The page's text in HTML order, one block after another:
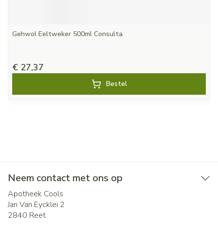
Gehwol Eeltweker 500ml Consulta
€ 27,37
Bestel
Neem contact met ons op
Apotheek Cools
Jan Van Eycklei 2
2840 Reet